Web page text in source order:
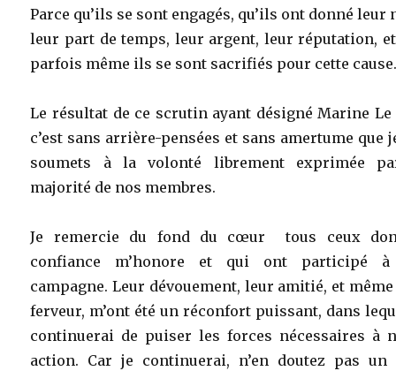
Parce qu’ils se sont engagés, qu’ils ont donné leur
leur part de temps, leur argent, leur réputation,
parfois même ils se sont sacrifiés pour cette
Le résultat de ce scrutin ayant désigné Marine Le
c’est sans arrière-pensées et sans amertume que
soumets à la volonté librement exprimée
majorité de nos membres.
Je remercie du fond du cœur tous ceux
confiance m’honore et qui ont participé
campagne. Leur dévouement, leur amitié, et
ferveur, m’ont été un réconfort puissant, dans
continuerai de puiser les forces nécessaires à
action. Car je continuerai, n’en doutez pas un